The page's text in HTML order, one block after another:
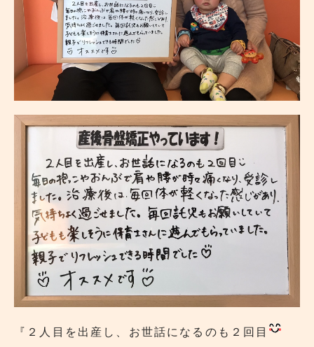
『２人目を出産し、お世話になるのも２回目